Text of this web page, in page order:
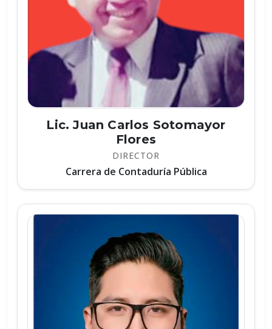
Lic. Juan Carlos Sotomayor
Flores
DIRECTOR
Carrera de Contaduría Pública